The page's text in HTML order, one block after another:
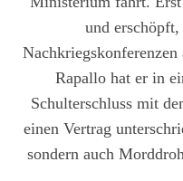
und
Rapallo hat er in
Schulterschluss mit
einen Vertrag
sondern auch